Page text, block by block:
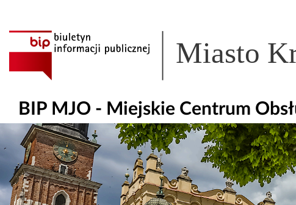
Miasto
BIP MJO - Miejskie Centrum